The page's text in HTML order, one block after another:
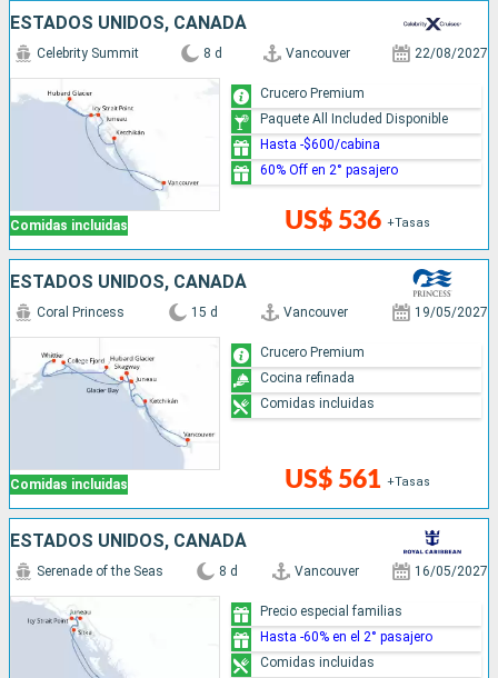
ESTADOS UNIDOS, CANADÁ
Comidas incluidas
Celebrity Summit 8 d Vancouver 22/08/2027
US$ 536 +Tasas
Crucero Premium
Paquete All Included Disponible
Hasta -$600/cabina
60% Off en 2° pasajero
ESTADOS UNIDOS, CANADÁ
Comidas incluidas
Coral Princess 15 d Vancouver 19/05/2027
US$ 561 +Tasas
Crucero Premium
Cocina refinada
Comidas incluidas
ESTADOS UNIDOS, CANADÁ
Serenade of the Seas 8 d Vancouver 16/05/2027
Precio especial familias
Hasta -60% en el 2° pasajero
Comidas incluidas